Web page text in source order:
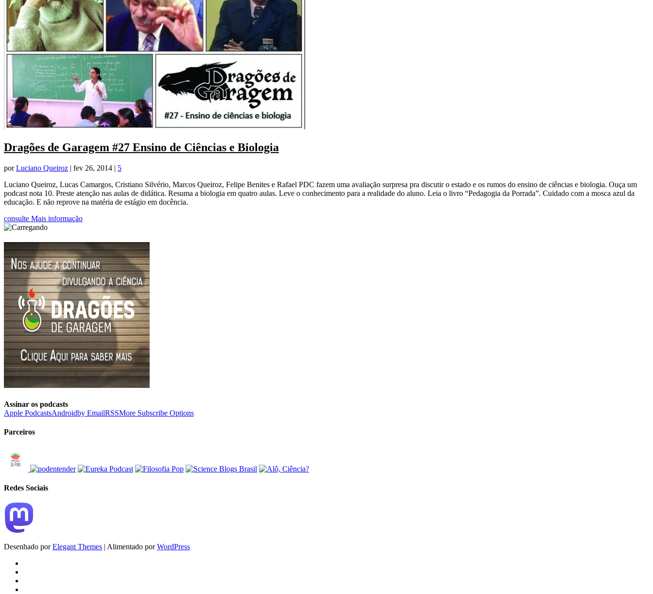
Dragões de Garagem #27 Ensino de Ciências e Biologia
porLuciano Queiroz | fev 26, 2014 | 5
Luciano Queiroz, Lucas Camargos, Cristiano Silvério, Marcos Queiroz, Felipe Benites e Rafael PDC fazem uma avaliação surpresa pra discutir o estado e os rumos do ensino de ciências e biologia. Ouça um
podcast nota 10. Preste atenção nas aulas de didática. Resuma a biologia em quatro aulas. Leve o conhecimento para a realidade do aluno. Leia o livro “Pedagogia da Porrada”. Cuidado com a mosca azul da
educação. E não reprove na matéria de estágio em docência.
consulte Mais informação
Assinar os podcasts
Apple PodcastsAndroidby EmailRSSMore Subscribe Options
Parceiros
Redes Sociais
Desenhado porElegant Themes | Alimentado porWordPress